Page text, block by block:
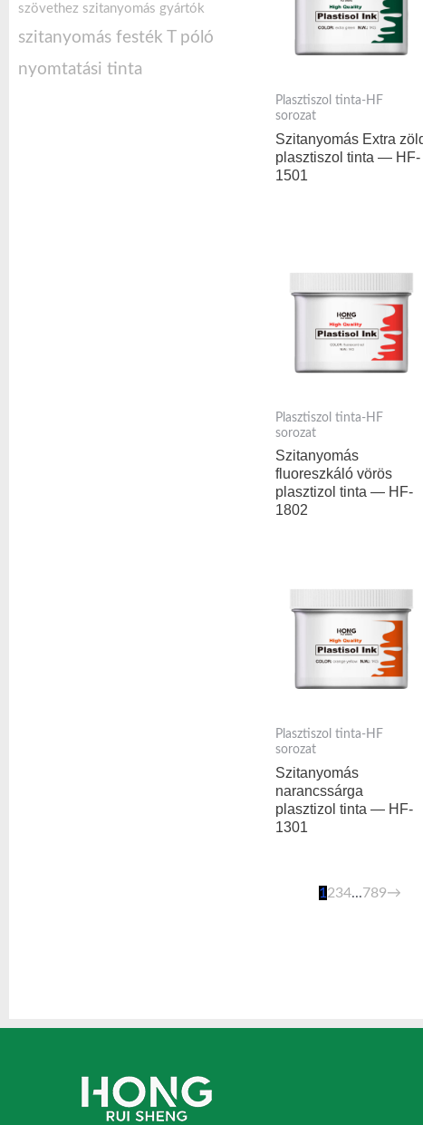
szövethez szitanyomás gyártók
szitanyomás festék T póló
nyomtatási tinta
Plasztiszol tinta-HF
sorozat
Szitanyomás Extra
plasztiszol tinta — HF-
1501
Plasztiszol tinta-HF
sorozat
Szitanyomás
fluoreszkáló vörös
plasztizol tinta — HF-
1802
Plasztiszol tinta-HF
sorozat
Szitanyomás
narancssárga
plasztizol tinta — HF-
1301
1 234...789→